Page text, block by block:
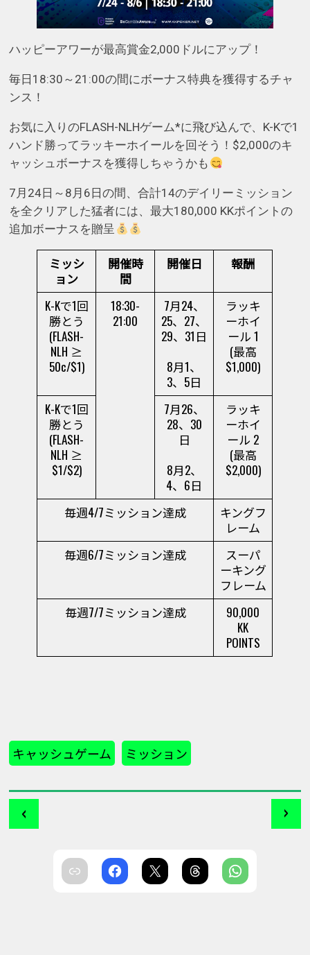
ハッピーアワーが最高賞金2,000ドルにアップ！
毎日18:30～21:00の間にボーナス特典を獲得するチャ
ンス！
お気に入りのFLASH-NLHゲーム*に飛び込んで、K-Kで1
ハンド勝ってラッキーホイールを回そう！$2,000のキ
ャッシュボーナスを獲得しちゃうかも
7月24日～8月6日の間、合計14のデイリーミッション
を全クリアした猛者には、最大180,000 KKポイントの
追加ボーナスを贈呈
ミッシ
ョン
開催時
間
開催日 報酬
K-Kで1回
勝とう
(FLASH-
NLH ≥
50c/$1)
18:30-
21:00
7月24、
25、27、
29、31日
8月1、
3、5日
ラッキ
ーホイ
ール 1
(最高
$1,000)
K-Kで1回
勝とう
(FLASH-
NLH ≥
$1/$2)
7月26、
28、30
日
8月2、
4、6日
ラッキ
ーホイ
ール 2
(最高
$2,000)
毎週4/7ミッション達成
キングフ
レーム
毎週6/7ミッション達成
スーパ
ーキング
フレーム
毎週7/7ミッション達成
90,000
KK
POINTS
キャッシュゲーム ミッション
‹ ›